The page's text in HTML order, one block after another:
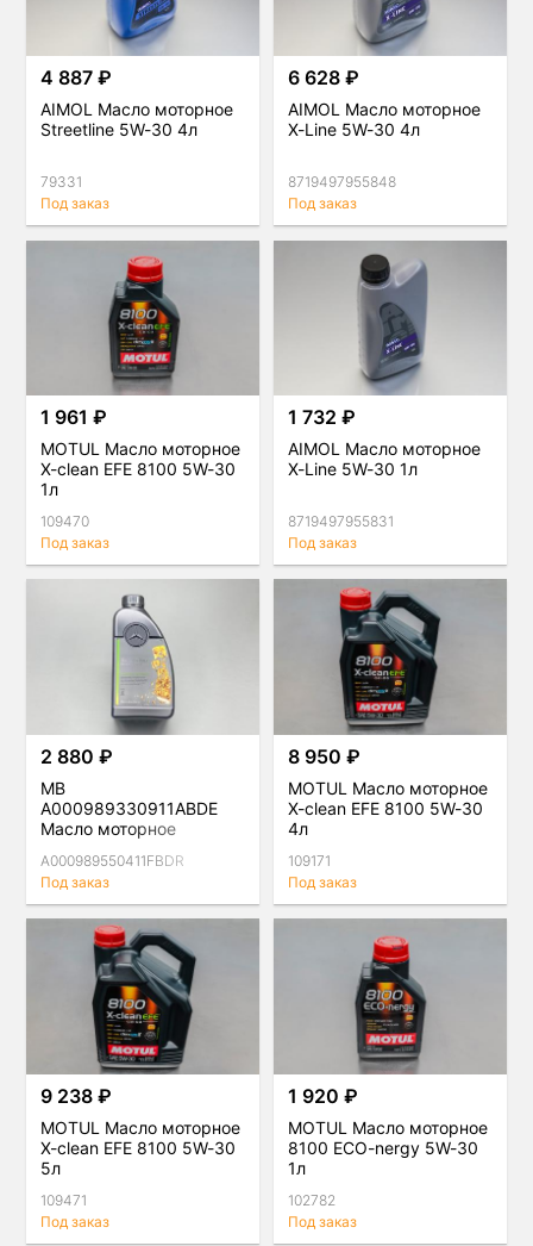
4 887 ₽
AIMOL Масло моторное
Streetline 5W-30 4л
79331
Под заказ
6 628 ₽
AIMOL Масло моторное
X-Line 5W-30 4л
8719497955848
Под заказ
1 961 ₽
MOTUL Масло моторное
X-clean EFE 8100 5W-30
1л
109470
Под заказ
1 732 ₽
AIMOL Масло моторное
X-Line 5W-30 1л
8719497955831
Под заказ
2 880 ₽
MB
A000989330911ABDE
Масло моторное
229.52 5W-30 1л.
A000989550411FBDR
Под заказ
8 950 ₽
MOTUL Масло моторное
X-clean EFE 8100 5W-30
4л
109171
Под заказ
9 238 ₽
MOTUL Масло моторное
X-clean EFE 8100 5W-30
5л
109471
Под заказ
1 920 ₽
MOTUL Масло моторное
8100 ECO-nergy 5W-30
1л
102782
Под заказ